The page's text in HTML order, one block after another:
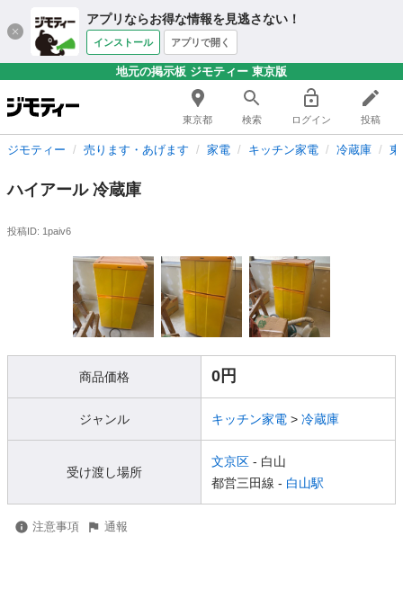
アプリならお得な情報を見逃さない！
インストール アプリで開く
地元の掲示板 ジモティー 東京版
東京都 検索 ログイン 投稿
ジモティー 売ります・あげます 家電 キッチン家電 冷蔵庫
ハイアール 冷蔵庫
投稿ID: 1paiv6
商品価格 0円
ジャンル キッチン家電 > 冷蔵庫
受け渡し場所
文京区 - 白山
都営三田線 - 白山駅
注意事項 通報